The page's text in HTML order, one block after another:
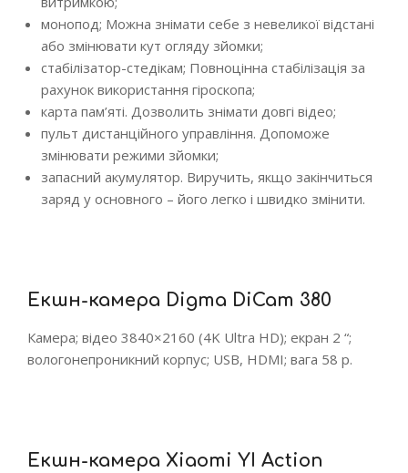
монопод; Можна знімати себе з невеликої відстані
або змінювати кут огляду зйомки;
стабілізатор-стедікам; Повноцінна стабілізація за
рахунок використання гіроскопа;
карта пам’яті. Дозволить знімати довгі відео;
пульт дистанційного управління. Допоможе
змінювати режими зйомки;
запасний акумулятор. Виручить, якщо закінчиться
заряд у основного – його легко і швидко змінити.
Екшн-камера Digma DiCam 380
Камера; відео 3840×2160 (4K Ultra HD); екран 2 “;
вологонепроникний корпус; USB, HDMI; вага 58 р.
Екшн-камера Xiaomi YI Action